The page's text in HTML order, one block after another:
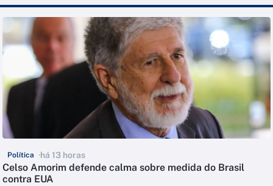
Política há 13 horas
Celso Amorim defende calma sobre medida do Brasil
contra EUA